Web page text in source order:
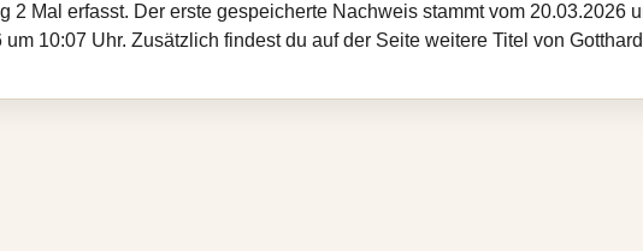
2 Mal erfasst. Der erste gespeicherte Nachweis stammt vom 20.03.2026
10:07 Uhr. Zusätzlich findest du auf der Seite weitere Titel von